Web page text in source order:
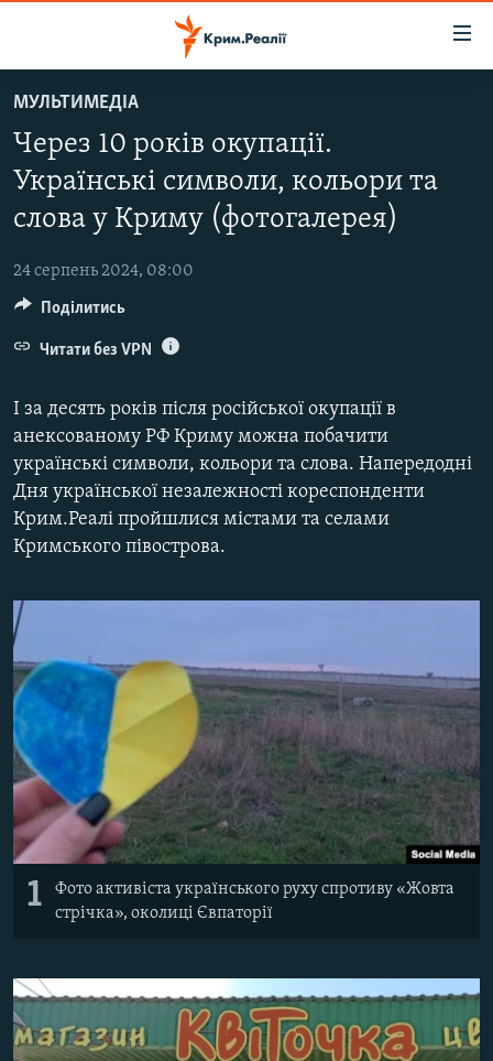
до
основного
матеріалу
Перейти
до
навігації
Перейти
ВОДА.КРИМ
ВІДЕО ТА ФОТО
ПОЛІТИКА
БЛОГИ
ПОГЛЯД
ІНТЕРВ'Ю
СПЕЦПРОЕКТИ
ДЕПОРТАЦІЯ
ВІДЕОУРОКИ «ELIFBE»
СВІДЧЕННЯ ОКУПАЦІЇ
ЯК ОБІЙТИ БЛОКУВАННЯ
Русский
Усі сайти RFE/RL
МУЛЬТИМЕДІА
Через 10 років окупації.
Українські символи, кольори та
слова у Криму (фотогалерея)
24 серпень 2024, 08:00
І за десять років після російської окупації в
анексованому РФ Криму можна побачити
українські символи, кольори та слова. Напередодні
Дня української незалежності кореспонденти
Крим.Реалі пройшлися містами та селами
Кримського півострова.
1
Фото активіста українського руху спротиву «Жовта
стрічка», околиці Євпаторії
Поділитись
Читати без VPN